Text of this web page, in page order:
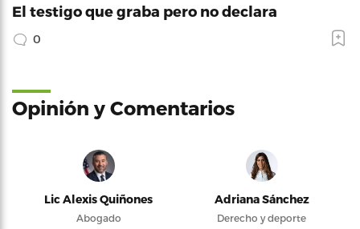
El testigo que graba pero no declara
0
Opinión y Comentarios
Lic Alexis Quiñones
Abogado
Adriana Sánchez
Derecho y deporte